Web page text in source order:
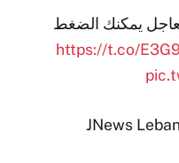
يمكنك الضغط
https://t.co/